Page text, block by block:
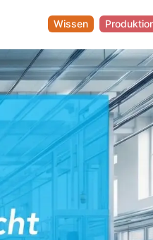
Wissen